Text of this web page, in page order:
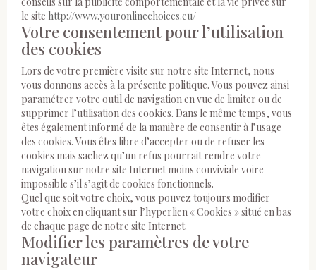
le site http://www.youronlinechoices.eu/
Votre consentement pour l’utilisation
des cookies
Lors de votre première visite sur notre site Internet, nous
vous donnons accès à la présente politique. Vous pouvez ainsi
paramétrer votre outil de navigation en vue de limiter ou de
supprimer l’utilisation des cookies. Dans le même temps, vous
êtes également informé de la manière de consentir à l’usage
des cookies. Vous êtes libre d’accepter ou de refuser les
cookies mais sachez qu’un refus pourrait rendre votre
navigation sur notre site Internet moins conviviale voire
impossible s’il s’agit de cookies fonctionnels.
Quel que soit votre choix, vous pouvez toujours modifier
votre choix en cliquant sur l’hyperlien « Cookies » situé en bas
de chaque page de notre site Internet.
Modifier les paramètres de votre
navigateur